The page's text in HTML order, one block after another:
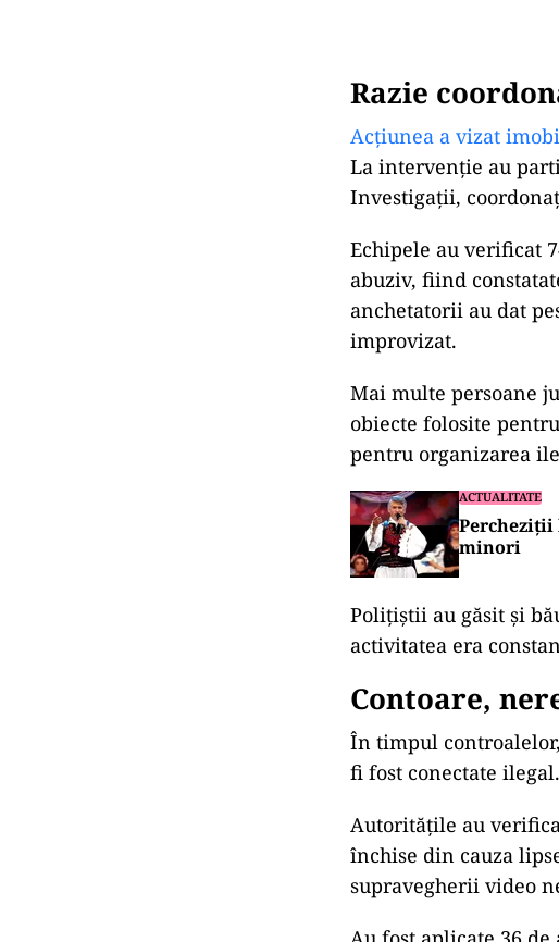
Razie
Acțiunea a vizat
La intervenție au
Investigații,
Echipele au verificat
abuziv, fiind
anchetatorii au dat
improvizat.
Mai multe persoane
obiecte folosite
pentru organizarea
ACTUALITATE
Percheziții
minori
Polițiștii au găsit și
activitatea era
Contoare,
În timpul
fi fost conectate ilegal.
Autoritățile au
închise din cauza
supravegherii video